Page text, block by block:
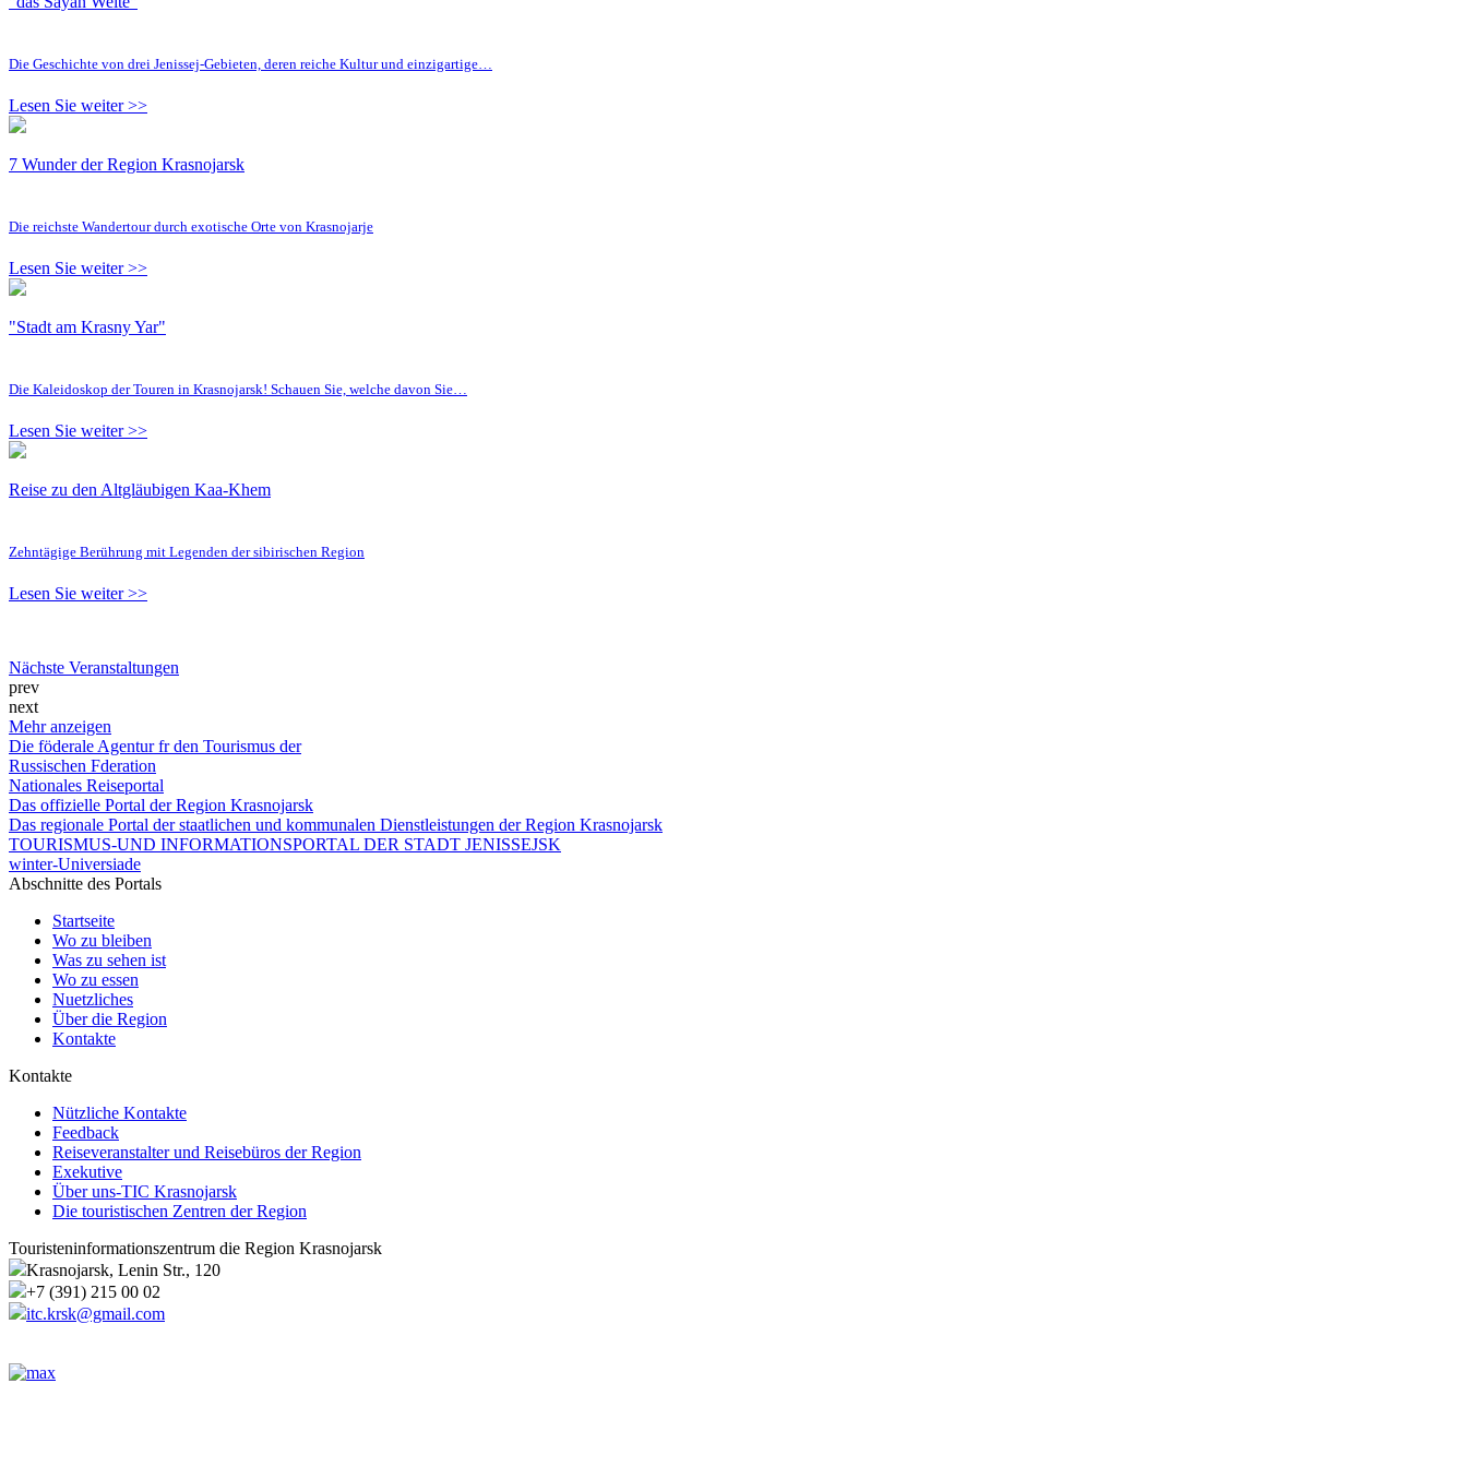
Die Geschichte von drei Jenissej-Gebieten, deren reiche Kultur und einzigartige…
Lesen Sie weiter >>
7 Wunder der Region Krasnojarsk
Die reichste Wandertour durch exotische Orte von Krasnojarje
Lesen Sie weiter >>
"Stadt am Krasny Yar"
Die Kaleidoskop der Touren in Krasnojarsk! Schauen Sie, welche davon Sie…
Lesen Sie weiter >>
Reise zu den Altgläubigen Kaa-Khem
Zehntägige Berührung mit Legenden der sibirischen Region
Lesen Sie weiter >>
Nächste Veranstaltungen
prev
next
Mehr anzeigen
Die föderale Agentur fr den Tourismus der
Russischen Fderation
Nationales Reiseportal
Das offizielle Portal der Region Krasnojarsk
Das regionale Portal der staatlichen und kommunalen Dienstleistungen der Region Krasnojarsk
TOURISMUS-UND INFORMATIONSPORTAL DER STADT JENISSEJSK
winter-Universiade
Abschnitte des Portals
Startseite
Wo zu bleiben
Was zu sehen ist
Wo zu essen
Nuetzliches
Über die Region
Kontakte
Kontakte
Nützliche Kontakte
Feedback
Reiseveranstalter und Reisebüros der Region
Exekutive
Über uns-TIC Krasnojarsk
Die touristischen Zentren der Region
Touristeninformationszentrum die Region Krasnojarsk
Krasnojarsk, Lenin Str., 120
+7 (391) 215 00 02
itc.krsk@gmail.com